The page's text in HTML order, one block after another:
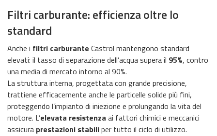
Filtri carburante: efficienza oltre lo
standard
Anche i filtri carburante Castrol mantengono standard
elevati: il tasso di separazione dell’acqua supera il 95%, contro
una media di mercato intorno al 90%.
La struttura interna, progettata con grande precisione,
trattiene efficacemente anche le particelle solide più fini,
proteggendo l’impianto di iniezione e prolungando la vita del
motore. L’elevata resistenza ai fattori chimici e meccanici
assicura prestazioni stabiliper tutto il ciclo di utilizzo.